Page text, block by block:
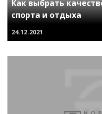
Как выбрать
спорта и отдыха
24.12.2021